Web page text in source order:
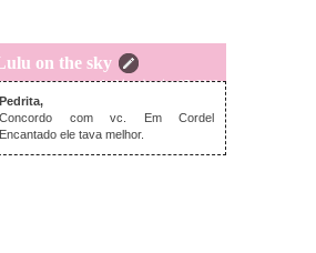
on the sky
segunda-feira, janeiro 07, 2013
Pedrita,
Concordo com vc. Em Cordel
Encantado ele tava melhor.